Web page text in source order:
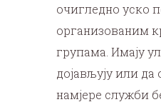
очигледно уско
организованим
групама. Имају
дојављују или да
намјере служби